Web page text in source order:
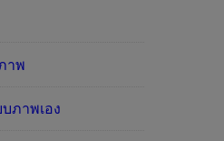
าพ
ภาพเอง